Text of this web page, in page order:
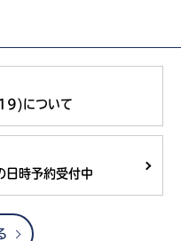
について
日時予約受付中